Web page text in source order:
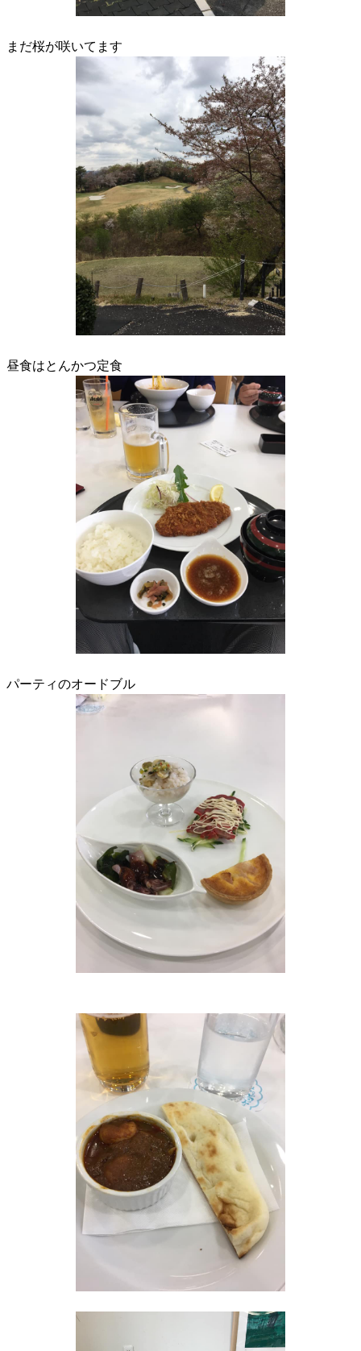
まだ桜が咲いてます
昼食はとんかつ定食
パーティのオードブル